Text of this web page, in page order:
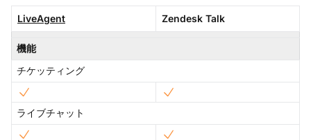
LiveAgent Zendesk Talk
機能
チケッティング
ライブチャット